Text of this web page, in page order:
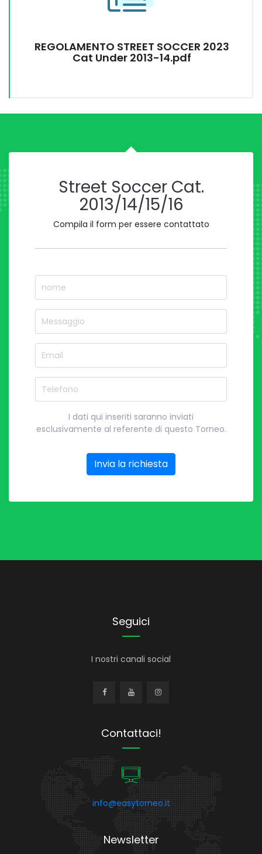
REGOLAMENTO STREET SOCCER 2023
Cat Under 2013-14.pdf
Street Soccer Cat.
2013/14/15/16
Compila il form per essere contattato
I dati qui inseriti saranno inviati
esclusivamente al referente di questo Torneo.
Invia la richiesta
Seguici
I nostri canali social
Contattaci!
info@easytorneo.it
Newsletter